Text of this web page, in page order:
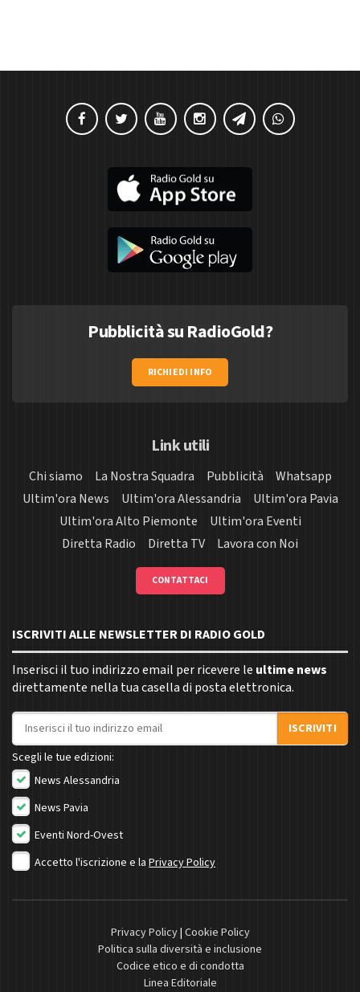
Pubblicità su RadioGold?
RICHIEDI INFO
Link utili
Chi siamo La Nostra Squadra Pubblicità
Whatsapp
Ultim'ora News
Ultim'ora Alessandria
Ultim'ora Pavia
Ultim'ora Alto Piemonte
Ultim'ora Eventi
Diretta Radio
Diretta TV Lavora con Noi
CONTATTACI
ISCRIVITI ALLE NEWSLETTER DI RADIO GOLD
Inserisci il tuo indirizzo email per ricevere le ultime news
direttamente nella tua casella di posta elettronica.
Indirizzo email
ISCRIVITI
Scegli le tue edizioni:
News Alessandria
News Pavia
Eventi Nord-Ovest
Accetto l'iscrizione e la Privacy Policy
Privacy Policy| Cookie Policy
Politica sulla diversità e inclusione
Codice etico e di condotta
Linea Editoriale